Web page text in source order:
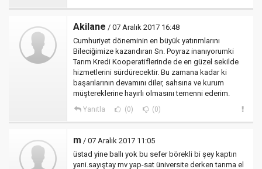
Akilane / 07 Aralık 2017 16:48
Cumhuriyet döneminin en büyük yatırımlarını
Bileciğimize kazandıran Sn. Poyraz inanıyorumki
Tarım Kredi Kooperatiflerinde de en güzel sekilde
hizmetlerini sürdürecektir. Bu zamana kadar ki
başarılarının devamını diler, sahsına ve kurum
müştereklerine hayırlı olmasını temenni ederim.
Yanıtla (0) (0)
m / 07 Aralık 2017 11:05
üstad yine ballı yok bu sefer börekli bi şey kaptın
yani.sayıştay mv yap-sat üniversite derken tarıma el